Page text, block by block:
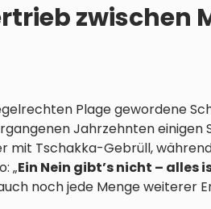
zwischen
Plage gewordene
Jahrzehnten einigen
mit Tschakka-Gebrüll,
„Ein Nein gibt’s nicht – alles
noch jede Menge weiterer